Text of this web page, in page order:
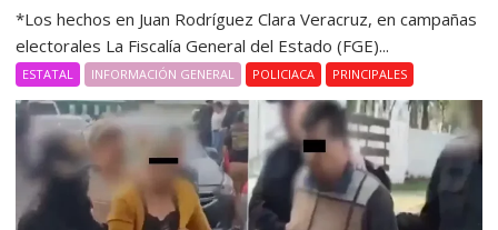
*Los hechos en Juan Rodríguez Clara Veracruz, en campañas
electorales La Fiscalía General del Estado (FGE)...
ESTATAL INFORMACIÓN GENERAL POLICIACA PRINCIPALES